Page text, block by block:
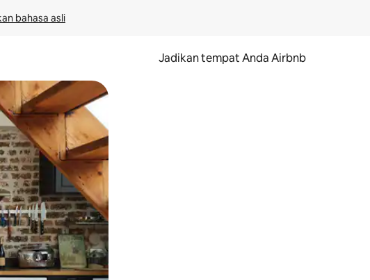
bahasa asli
Jadikan tempat Anda Airbnb
atau gerakan menggeser.